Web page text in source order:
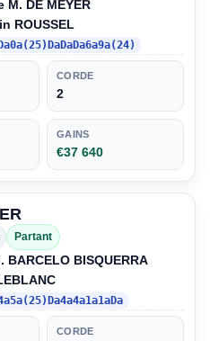
M. DE MEYER
ROUSSEL
CORDE
2
GAINS
€37 640
Partant
BARCELO BISQUERRA
CORDE